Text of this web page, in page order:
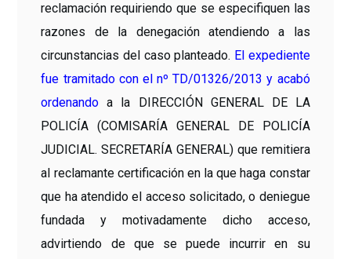
reclamación requiriendo que se especifiquen las
razones de la denegación atendiendo a las
circunstancias del caso planteado. El expediente
fue tramitado con el nº TD/01326/2013 y acabó
ordenando a la DIRECCIÓN GENERAL DE LA
POLICÍA (COMISARÍA GENERAL DE POLICÍA
JUDICIAL. SECRETARÍA GENERAL) que remitiera
al reclamante certificación en la que haga constar
que ha atendido el acceso solicitado, o deniegue
fundada y motivadamente dicho acceso,
advirtiendo de que se puede incurrir en su